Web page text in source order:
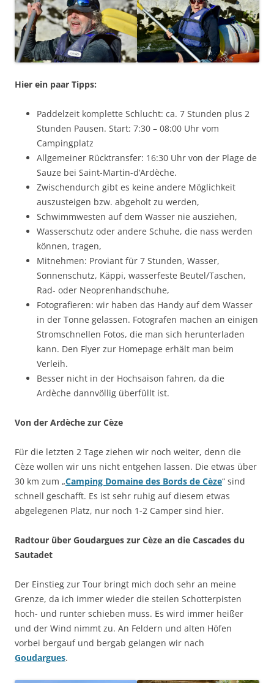
Hier ein paar Tipps:
Paddelzeit komplette Schlucht: ca. 7 Stunden plus 2
Stunden Pausen. Start: 7:30 – 08:00 Uhr vom
Campingplatz
Allgemeiner Rücktransfer: 16:30 Uhr von der Plage de
Sauze bei Saint-Martin-d’Ardèche.
Zwischendurch gibt es keine andere Möglichkeit
auszusteigen bzw. abgeholt zu werden,
Schwimmwesten auf dem Wasser nie ausziehen,
Wasserschutz oder andere Schuhe, die nass werden
können, tragen,
Mitnehmen: Proviant für 7 Stunden, Wasser,
Sonnenschutz, Käppi, wasserfeste Beutel/Taschen,
Rad- oder Neoprenhandschuhe,
Fotografieren: wir haben das Handy auf dem Wasser
in der Tonne gelassen. Fotografen machen an einigen
Stromschnellen Fotos, die man sich herunterladen
kann. Den Flyer zur Homepage erhält man beim
Verleih.
Besser nicht in der Hochsaison fahren, da die
Ardèche dannvöllig überfüllt ist.
Von der Ardèche zur Cèze
Für die letzten 2 Tage ziehen wir noch weiter, denn die
Cèze wollen wir uns nicht entgehen lassen. Die etwas über
30 km zum „Camping Domaine des Bords de Cèze“ sind
schnell geschafft. Es ist sehr ruhig auf diesem etwas
abgelegenen Platz, nur noch 1-2 Camper sind hier.
Radtour über Goudargues zur Cèze an die Cascades du
Sautadet
Der Einstieg zur Tour bringt mich doch sehr an meine
Grenze, da ich immer wieder die steilen Schotterpisten
hoch- und runter schieben muss. Es wird immer heißer
und der Wind nimmt zu. An Feldern und alten Höfen
vorbei bergauf und bergab gelangen wir nach
Goudargues.